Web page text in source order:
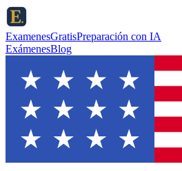
ExamenesGratisPreparación con IA
ExámenesBlog